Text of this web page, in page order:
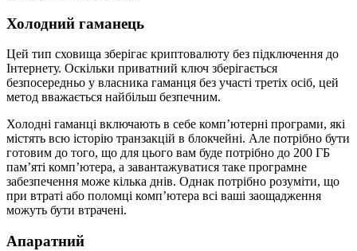
Холодний гаманець
Цей тип сховища зберігає криптовалюту без підключення до
Інтернету. Оскільки приватний ключ зберігається
безпосередньо у власника гаманця без участі третіх осіб, цей
метод вважається найбільш безпечним.
Холодні гаманці включають в себе комп’ютерні програми, які
містять всю історію транзакцій в блокчейні. Але потрібно бути
готовим до того, що для цього вам буде потрібно до 200 ГБ
пам’яті комп’ютера, а завантажуватися таке програмне
забезпечення може кілька днів. Однак потрібно розуміти, що
при втраті або поломці комп’ютера всі ваші заощадження
можуть бути втрачені.
Апаратний